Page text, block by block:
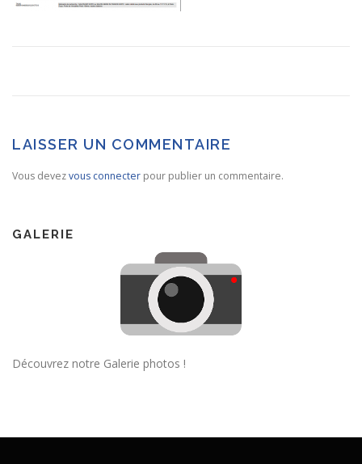
LAISSER UN COMMENTAIRE
Vous devezvous connecter pour publier un commentaire.
GALERIE
Découvrez notre Galerie photos !